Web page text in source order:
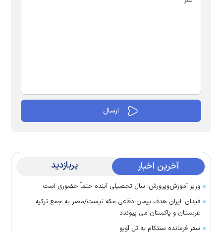
آخرین اخبار پربازدید
وزیر آموزش‌وپرورش: سال تحصیلی آینده حتماً حضوری است
فیدان: ایران هدف پیمان دفاعی مکه نیست/مصر به جمع ترکیه،
عربستان و پاکستان می پیوندد
سفر فرمانده سنتکام به تل آویو